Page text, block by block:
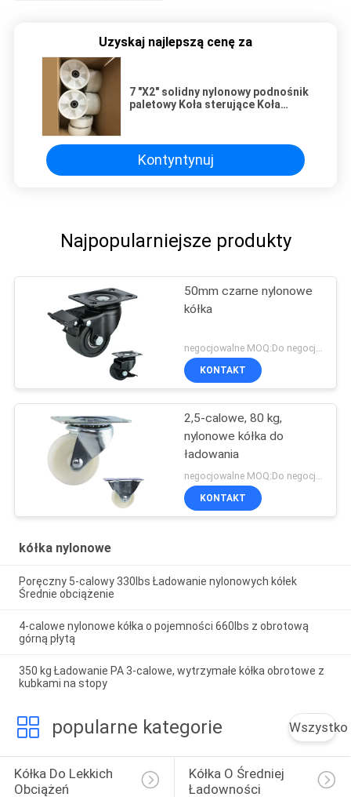
Uzyskaj najlepszą cenę za
7 "X2" solidny nylonowy podnośnik
paletowy Koła sterujące Koła
Kontyntynuj
Najpopularniejsze produkty
50mm czarne nylonowe
kółka
negocjowalne MOQ:Do negocjacji
KONTAKT
2,5-calowe, 80 kg,
nylonowe kółka do
ładowania
negocjowalne MOQ:Do negocjacji
KONTAKT
kółka nylonowe
Poręczny 5-calowy 330lbs Ładowanie nylonowych kółek
Średnie obciążenie
4-calowe nylonowe kółka o pojemności 660lbs z obrotową
górną płytą
350 kg Ładowanie PA 3-calowe, wytrzymałe kółka obrotowe z
kubkami na stopy
popularne kategorie Wszystko
Kółka Do Lekkich
Obciążeń
Kółka O Średniej
Ładowności